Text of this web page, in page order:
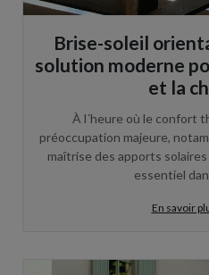
Brise-soleil
solution moderne
et la
À l´heure où le confort
préoccupation majeure,
maîtrise des apports
essentiel
En savoir